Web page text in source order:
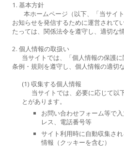
1. 基本方針
本ホームページ（以下、「当サイ
お知らせを発信するために運営されて
たっては、関係法令を遵守し、適切な
2. 個人情報の取扱い
当サイトでは、「個人情報の保護
条例・規則を遵守し、個人情報の適切
(1) 収集する個人情報
当サイトでは、必要に応じて以
とがあります。
お問い合わせフォーム等で
レス、電話番号等
サイト利用時に自動収集さ
情報（クッキーを含む）